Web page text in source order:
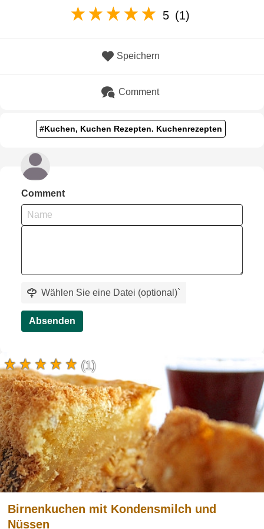
5 (1)
Speichern
Comment
#Kuchen, Kuchen Rezepten. Kuchenrezepten
Comment
Wählen Sie eine Datei (optional)`
Absenden
Birnenkuchen mit Kondensmilch und
Nüssen
(1)